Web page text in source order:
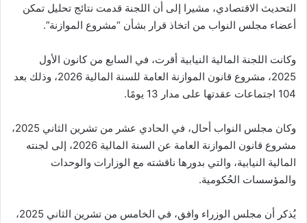
التحديث الاقتصادي، مشيرا إلى أن اللجنة قدمت نتائج تحليل تمكن
أعضاء مجلس النواب من اتخاذ قرار بشأن “مشروع الموازنة”.
وكانت اللجنة المالية النيابية أقرت، في السابع من كانون الأول
2025، مشروع قانون الموازنة العامة للسنة المالية 2026، وذلك بعد
104 اجتماعات عقدتها على مدار 13 يومًا.
وكان مجلس النواب أحال، في الحادي عشر من تشرين الثاني 2025،
مشروع قانون الموازنة العامة عن السنة المالية 2026، إلى لجنته
المالية النيابية، والتي بدورها ناقشته مع الوزارات والوحدات
والمؤسسات الحُكومية.
يُذكر أن مجلس الوزراء وافق، في الخامس من تشرين الثاني 2025،